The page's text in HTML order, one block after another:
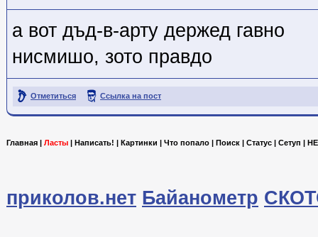
а вот дъд-в-арту держед гавно
нисмишо, зото правдо
Отметиться Ссылка на пост
Главная | Ласты | Написать! | Картинки | Что попало | Поиск | Статус | Сетуп |
приколов.нет Байанометр